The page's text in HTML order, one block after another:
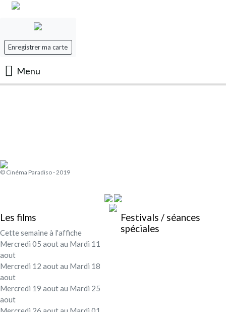
Enregistrer ma carte
Menu
Festival - soirée
Mon compte
© Cinéma Paradiso - 2019
Les films
Cette semaine à l'affiche
Mercredi 05 aout au Mardi 11
aout
Mercredi 12 aout au Mardi 18
aout
Mercredi 19 aout au Mardi 25
aout
Festivals / séances
spéciales